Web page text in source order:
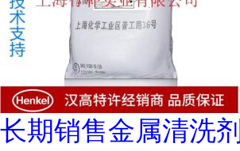
长期销售金属清洗